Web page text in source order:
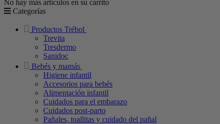
No hay más artículos en su carrito
Categorías
Productos Trébol
Trevita
Tresdermo
Sanidoc
Bebés y mamás
Higiene infantil
Accesorios para bebés
Alimentación infantil
Cuidados para el embarazo
Cuidados post-parto
Pañales, toallitas y cuidado del pañal